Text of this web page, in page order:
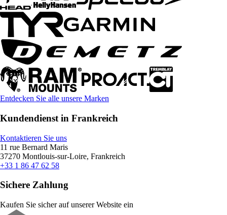
Entdecken Sie alle unsere Marken
Kundendienst in Frankreich
Kontaktieren Sie uns
11 rue Bernard Maris
37270 Montlouis-sur-Loire, Frankreich
+33 1 86 47 62 58
Sichere Zahlung
Kaufen Sie sicher auf unserer Website ein